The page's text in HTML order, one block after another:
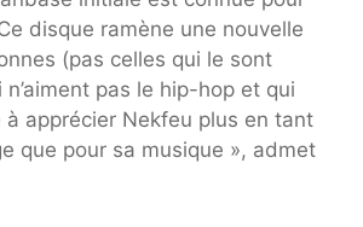
disque ramène une nouvelle
(pas celles qui le sont
pas le hip-hop et qui
à apprécier Nekfeu plus en tant
que pour sa musique », admet